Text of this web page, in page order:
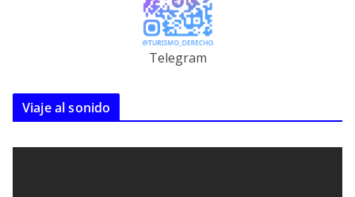
Telegram
Viaje al sonido